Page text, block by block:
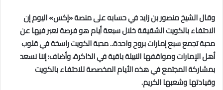
وقال الشيخ منصور بن زايد في حسابه على منصة «إكس» اليوم إن
الاحتفاء بالكويت الشقيقة خلال سبعة أيام هو فرصة نعبر فيها عن
محبة تجمع سبع إمارات بروح واحدة.. محبة الكويت راسخة في قلوب
أهل الإمارات ومواقفها النبيلة باقية في الذاكرة، وأضاف: إننا نسعد
بمشاركة المجتمع في هذه الأيام المخصصة للاحتفاء بالكويت
وقيادتها وشعبها الكريم.